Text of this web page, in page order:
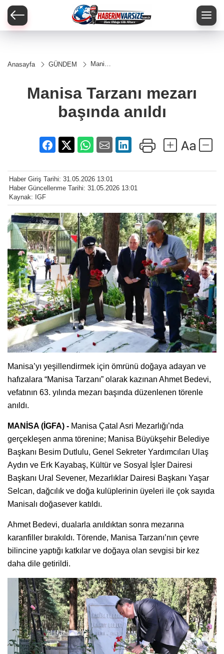
Anasayfa GÜNDEM
Manisa
başında
anıldı
Manisa Tarzanı mezarı
başında anıldı
Haber Giriş Tarihi: 31.05.2026 13:01
Haber Güncellenme Tarihi: 31.05.2026 13:01
Kaynak: IGF
Manisa’yı yeşillendirmek için ömrünü doğaya adayan ve
hafızalara “Manisa Tarzanı” olarak kazınan Ahmet Bedevi,
vefatının 63. yılında mezarı başında düzenlenen törenle
anıldı.
MANİSA (İGFA) - Manisa Çatal Asri Mezarlığı’nda
gerçekleşen anma törenine; Manisa Büyükşehir Belediye
Başkanı Besim Dutlulu, Genel Sekreter Yardımcıları Ulaş
Aydın ve Erk Kayabaş, Kültür ve Sosyal İşler Dairesi
Başkanı Ural Sevener, Mezarlıklar Dairesi Başkanı Yaşar
Selcan, dağcılık ve doğa kulüplerinin üyeleri ile çok sayıda
Manisalı doğasever katıldı.
Ahmet Bedevi, dualarla anıldıktan sonra mezarına
karanfiller bırakıldı. Törende, Manisa Tarzanı’nın çevre
bilincine yaptığı katkılar ve doğaya olan sevgisi bir kez
daha dile getirildi.